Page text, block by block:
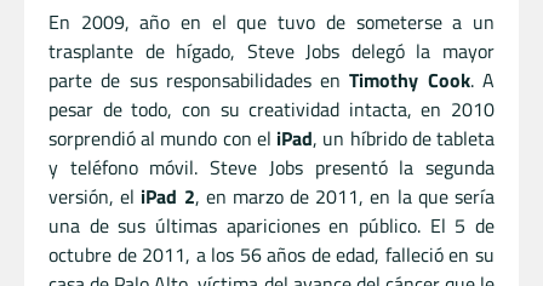
En 2009, año en el que tuvo de someterse a un
trasplante de hígado, Steve Jobs delegó la mayor
parte de sus responsabilidades enTimothy Cook. A
pesar de todo, con su creatividad intacta, en 2010
sorprendió al mundo con el iPad, un híbrido de tableta
y teléfono móvil. Steve Jobs presentó la segunda
versión, el iPad 2, en marzo de 2011, en la que sería
una de sus últimas apariciones en público. El 5 de
octubre de 2011, a los 56 años de edad, falleció en su